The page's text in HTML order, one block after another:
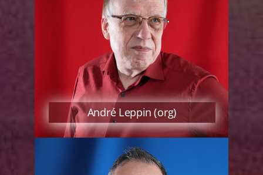
André Leppin (org)